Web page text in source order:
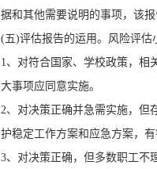
据和其他需要说明的事项，该
(五)评估报告的运用。风险评
1、对符合国家、学校政策，相
大事项应同意实施。
2、对决策正确并急需实施，但
护稳定工作方案和应急方案，
3、对决策正确，但多数职工不